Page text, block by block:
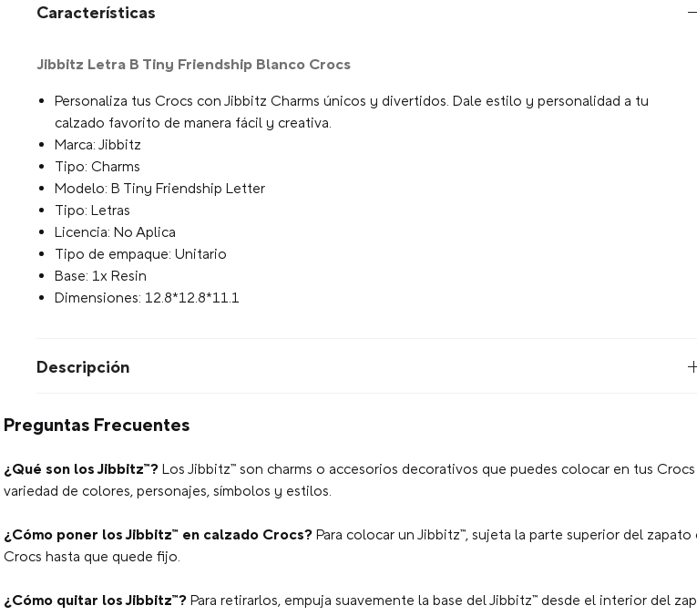
Características
Jibbitz Letra B Tiny Friendship Blanco Crocs
Personaliza tus Crocs con Jibbitz Charms únicos y divertidos. Dale estilo y personalidad a tu
calzado favorito de manera fácil y creativa.
Marca: Jibbitz
Tipo: Charms
Modelo: B Tiny Friendship Letter
Tipo: Letras
Licencia: No Aplica
Tipo de empaque: Unitario
Base: 1x Resin
Dimensiones: 12.8*12.8*11.1
Descripción
Preguntas Frecuentes
¿Qué son los Jibbitz™? Los Jibbitz™ son charms o accesorios decorativos que puedes colocar en tus
variedad de colores, personajes, símbolos y estilos.
¿Cómo poner los Jibbitz™ en calzado Crocs? Para colocar un Jibbitz™, sujeta la parte superior del
Crocs hasta que quede fijo.
¿Cómo quitar los Jibbitz™? Para retirarlos, empuja suavemente la base del Jibbitz™ desde el interior del